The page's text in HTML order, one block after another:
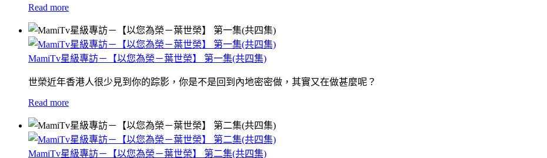
Read more
MamiTv星級專訪－【以您為榮－葉世榮】 第一集(共四集)
世榮近年香港人很少見到你的踪影，你是不是回到內地密密做，其實又在做甚麼呢？
Read more
MamiTv星級專訪－【以您為榮－葉世榮】 第二集(共四集)